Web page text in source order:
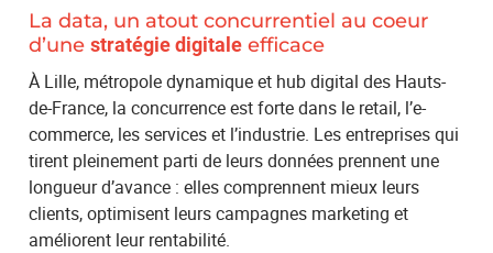
La data, un atout concurrentiel au coeur
d’unestratégie digitale efficace
À Lille, métropole dynamique et hub digital des Hauts-
de-France, la concurrence est forte dans le retail, l’e-
commerce, les services et l’industrie. Les entreprises qui
tirent pleinement parti de leurs données prennent une
longueur d’avance : elles comprennent mieux leurs
clients, optimisent leurs campagnes marketing et
améliorent leur rentabilité.